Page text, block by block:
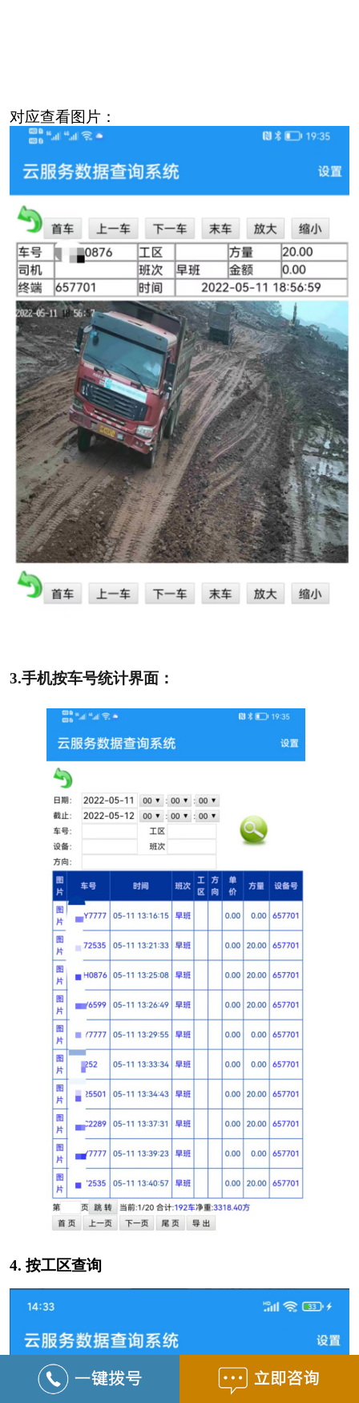
对应查看图片：
3.手机按车号统计界面：
4. 按工区查询